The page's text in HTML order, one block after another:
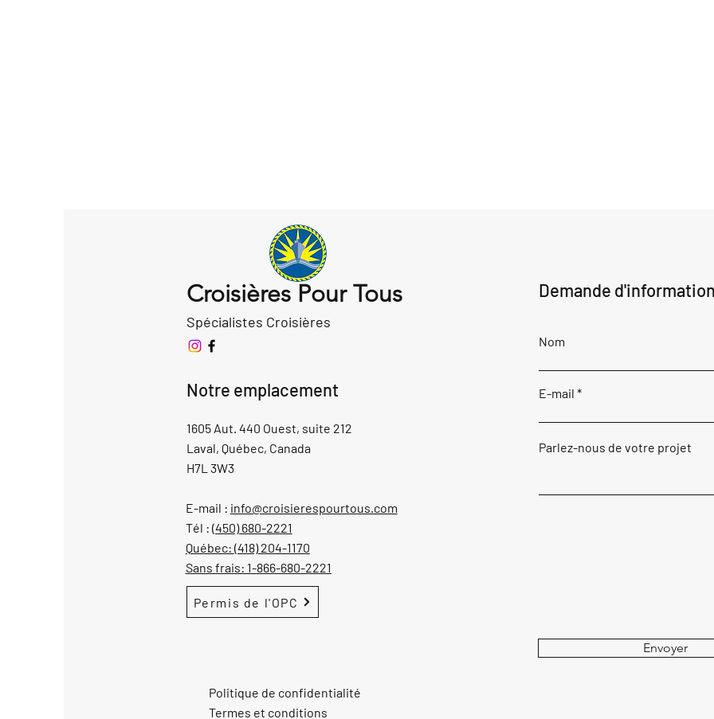
Croisières Pour Tous
Spécialistes Croisières
Notre emplacement
1605 Aut. 440 Ouest, suite 212
Laval, Québec, Canada
H7L 3W3
E-mail : info@croisierespourtous.com
Tél : (450) 680-2221
Québec: (418) 204-1170
Sans frais: 1-866-680-2221
Permis de l'OPC
Demande
Nom
E-mail
Parlez-nous de votre projet
Envoyer
Politique de confidentialité
Termes et conditions